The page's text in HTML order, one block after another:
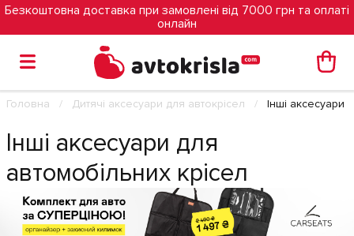
Безкоштовна доставка при замовлені від 7000 грн та оплаті
онлайн
Головна Дитячі аксесуари для автокрісел Інші аксесуари
Інші аксесуари для
автомобільних крісел